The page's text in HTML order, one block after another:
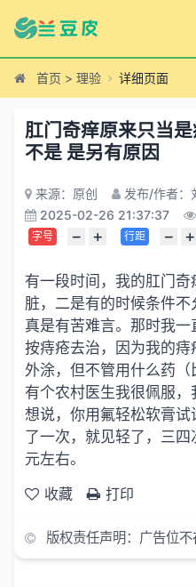
首页 > 理验 详细页面
肛门奇痒原来只当
不是 是另有原因
来源：原创
发布/作者：
2025-02-26 21:37:37
字号 − + 行距 − +
有一段时间，我的肛门
脏，二是有的时候条件
真是有苦难言。那时我
按痔疮去治，因为我的
外涂，但不管用什么药（
有个农村医生我很佩服
想说，你用氟轻松软膏
了一次，就见轻了，三
元左右。
收藏
打印
版权责任声明：广告位不